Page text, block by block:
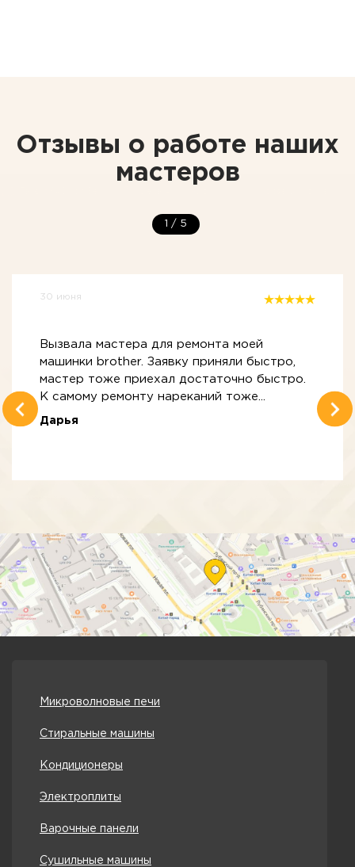
Отзывы о работе наших
мастеров
1 / 5
30 июня
Вызвала мастера для ремонта моей
машинки brother. Заявку приняли быстро,
мастер тоже приехал достаточно быстро.
К самому ремонту нареканий тоже...
Дарья
Микроволновые печи
Стиральные машины
Кондиционеры
Электроплиты
Варочные панели
Сушильные машины